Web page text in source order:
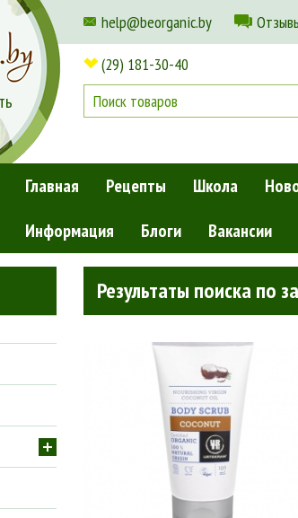
help@beorganic.by
(29) 181-30-40
Главная Рецепты Школа
Информация
Блоги Вакансии
"скраб"
Результаты поиска по